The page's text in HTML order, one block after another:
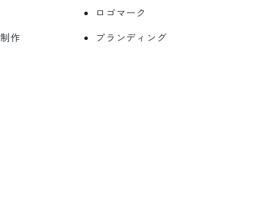
作
ロゴマーク
ブランディング